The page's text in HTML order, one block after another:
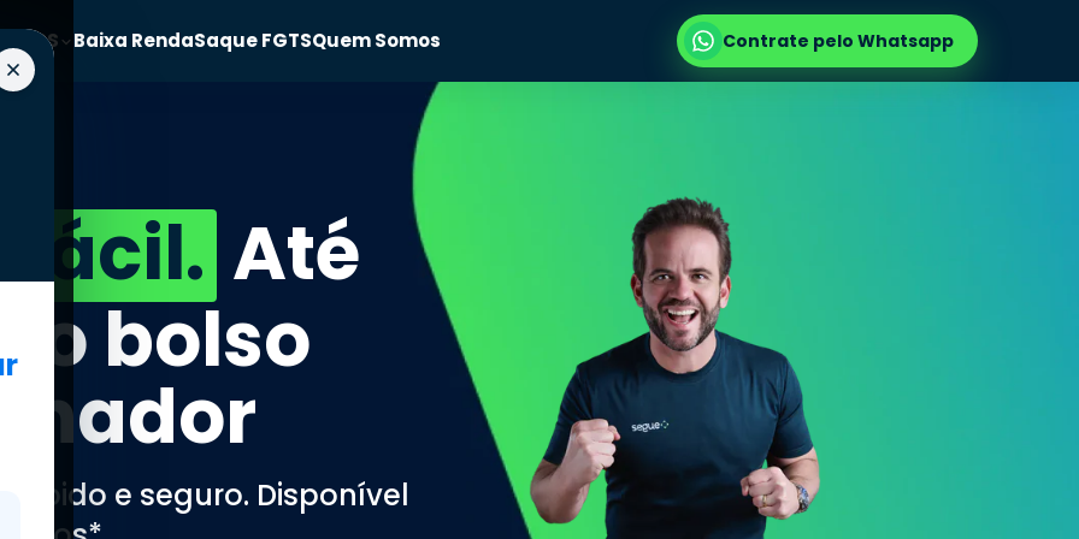
INSS Baixa RendaSaque FGTSQuem Somos Contrate pelo Whatsapp
fácil. Até
bolso
rápido e seguro. Disponível